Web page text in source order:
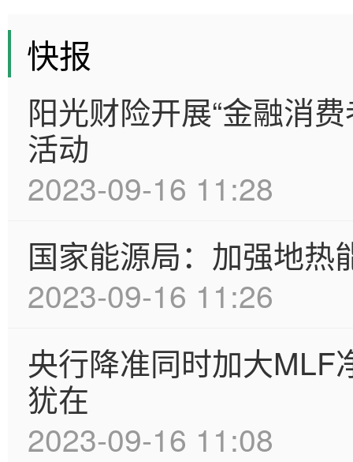
快报
阳光财险开展“金融消
活动
2023-09-16 11:28
国家能源局：加强地热
2023-09-16 11:26
央行降准同时加大MLF
犹在
2023-09-16 11:08